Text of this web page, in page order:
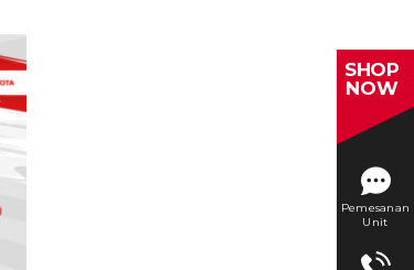
SHOP
NOW
Pemesanan
Unit